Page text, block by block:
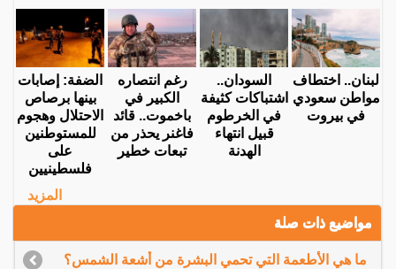
لبنان.. اختطاف
مواطن سعودي
في بيروت
السودان..
اشتباكات كثيفة
في الخرطوم
قبيل انتهاء
الهدنة
رغم انتصاره
الكبير في
باخموت.. قائد
فاغنر يحذر من
تبعات خطير
الضفة: إصابات
بينها برصاص
الاحتلال وهجوم
للمستوطنين
على
فلسطينيين
المزيد
مواضيع ذات صلة
ما هي الأطعمة التي تحمي البشرة من أشعة الشمس؟